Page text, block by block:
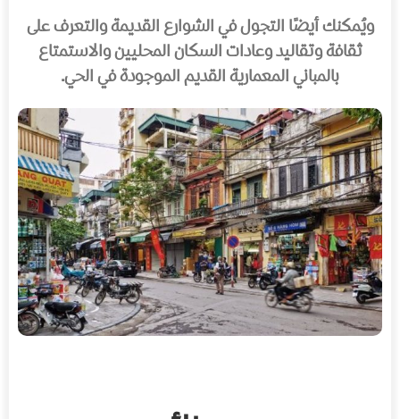
ويُمكنك أيضًا التجول في الشوارع القديمة والتعرف على
ثقافة وتقاليد وعادات السكان المحليين والاستمتاع
بالمباني المعمارية القديم الموجودة في الحي.